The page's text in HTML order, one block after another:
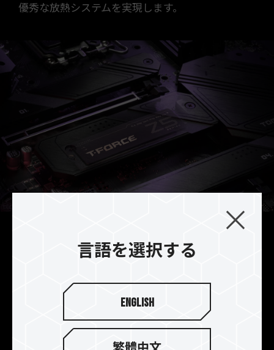
優秀な放熱システムを実現します。
最強な放熱性能
マザーボードのヒートシンクと併用することがで
き、その放熱効果は、マザーボードに付属したヒ
ートシンクを単体使うよりも優れております。T-
FORCE Z540 M.2 PCIe 5.0 SSDはマザーボード付
属のネイティブヒートシンクへ最適のSSDとなり
言語を選択する
English